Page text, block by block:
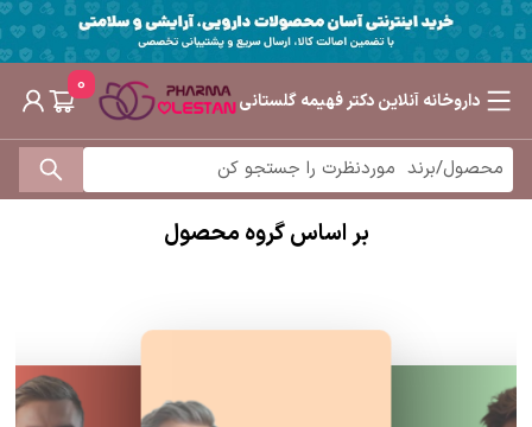
داروخانه آنلاین دکتر فهیمه گلستانی
0
بر اساس گروه محصول